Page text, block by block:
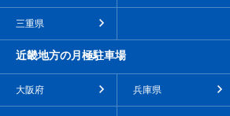
三重県
近畿地方の月極駐車場
大阪府 兵庫県